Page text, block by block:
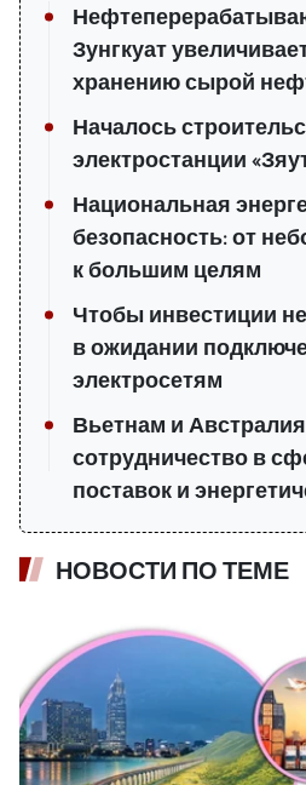
Зунгкуат
хранению сырой
Началось
электростанции
Национальная
безопасность: от
к большим целям
Чтобы инвестиции
в ожидании
электросетям
Вьетнам и
сотрудничество в
поставок и
НОВОСТИ ПО ТЕМЕ